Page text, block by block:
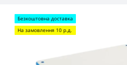
Безкоштовна доставка
На замовлення 10 р.д.